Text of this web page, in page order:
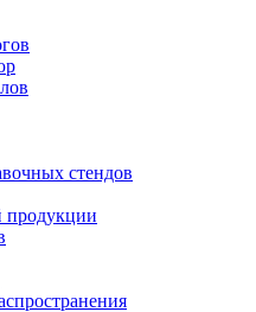
стендов
продукции